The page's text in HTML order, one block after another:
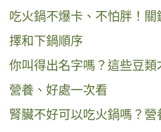
吃火鍋不爆卡、不怕胖！
擇和下鍋順序
你叫得出名字嗎？這些豆類
營養、好處一次看
腎臟不好可以吃火鍋嗎？